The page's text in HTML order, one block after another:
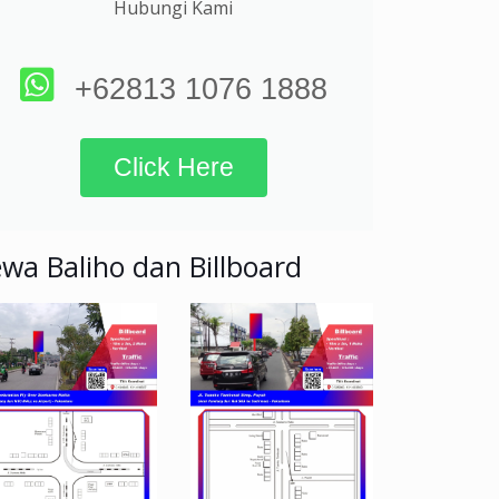
Hubungi Kami
+62813 1076 1888
Click Here
Baliho dan Billboard